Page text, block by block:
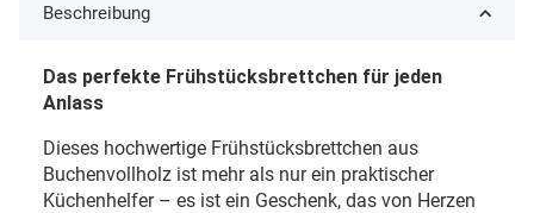
Beschreibung
Das perfekte Frühstücksbrettchen für jeden
Anlass
Dieses hochwertige Frühstücksbrettchen aus
Buchenvollholz ist mehr als nur ein praktischer
Küchenhelfer – es ist ein Geschenk, das von Herzen